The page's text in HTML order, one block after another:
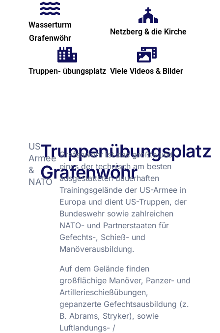
Wasserturm
Grafenwöhr
Netzberg & die Kirche
Truppen- übungsplatz Viele Videos & Bilder
US-
Armee
&
NATO
Truppenübungsplatz
Grafenwöhr
Grafenwöhr ist das größte und
eines der technisch am besten
ausgestatteten dauerhaften
Trainingsgelände der US-Armee in
Europa und dient US-Truppen, der
Bundeswehr sowie zahlreichen
NATO- und Partnerstaaten für
Gefechts-, Schieß- und
Manöverausbildung.
Auf dem Gelände finden
großflächige Manöver, Panzer- und
Artillerieschießübungen,
gepanzerte Gefechtsausbildung (z.
B. Abrams, Stryker), sowie
Luftlandungs- /